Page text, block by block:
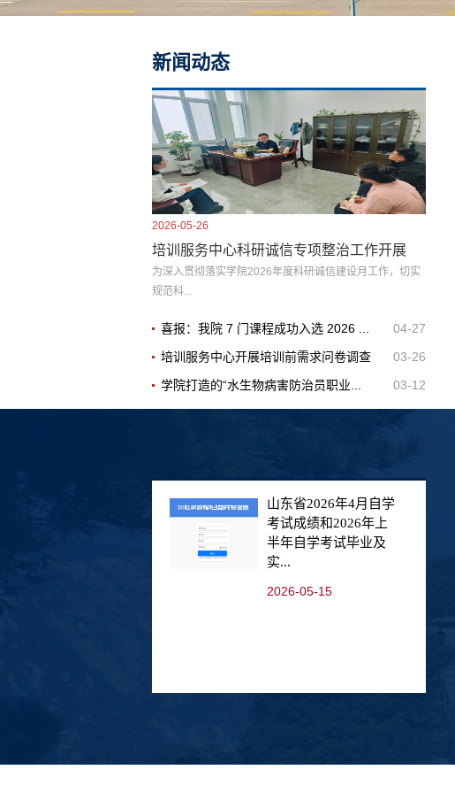
新闻动态
2026-05-26
培训服务中心科研诚信专项整治工作开展
为深入贯彻落实学院2026年度科研诚信建设月工作，切实
规范科...
喜报：我院 7 门课程成功入选 2026 ...
04-27
培训服务中心开展培训前需求问卷调查
03-26
学院打造的“水生物病害防治员职业...
03-12
山东省2026年4月自学
考试成绩和2026年上
半年自学考试毕业及
实...
2026-05-15